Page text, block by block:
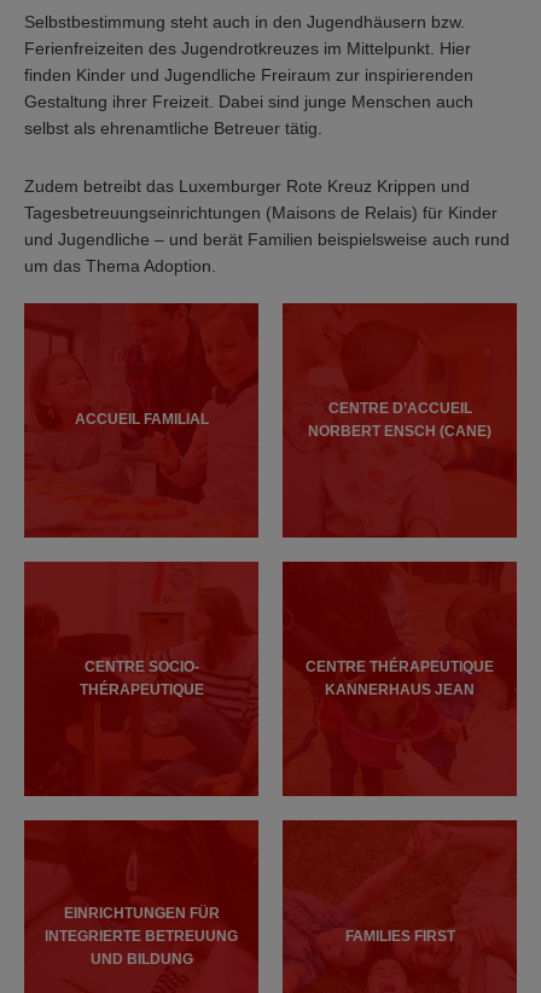
Selbstbestimmung steht auch in den Jugendhäusern bzw.
Ferienfreizeiten des Jugendrotkreuzes im Mittelpunkt. Hier
finden Kinder und Jugendliche Freiraum zur inspirierenden
Gestaltung ihrer Freizeit. Dabei sind junge Menschen auch
selbst als ehrenamtliche Betreuer tätig.
Zudem betreibt das Luxemburger Rote Kreuz Krippen und
Tagesbetreuungseinrichtungen (Maisons de Relais) für Kinder
und Jugendliche – und berät Familien beispielsweise auch rund
um das Thema Adoption.
ACCUEIL FAMILIAL
CENTRE D’ACCUEIL
NORBERT ENSCH (CANE)
CENTRE SOCIO-
THÉRAPEUTIQUE
CENTRE THÉRAPEUTIQUE
KANNERHAUS JEAN
EINRICHTUNGEN FÜR
INTEGRIERTE BETREUUNG
UND BILDUNG
FAMILIES FIRST